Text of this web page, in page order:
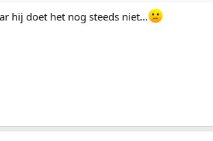
hij doet het nog steeds niet...